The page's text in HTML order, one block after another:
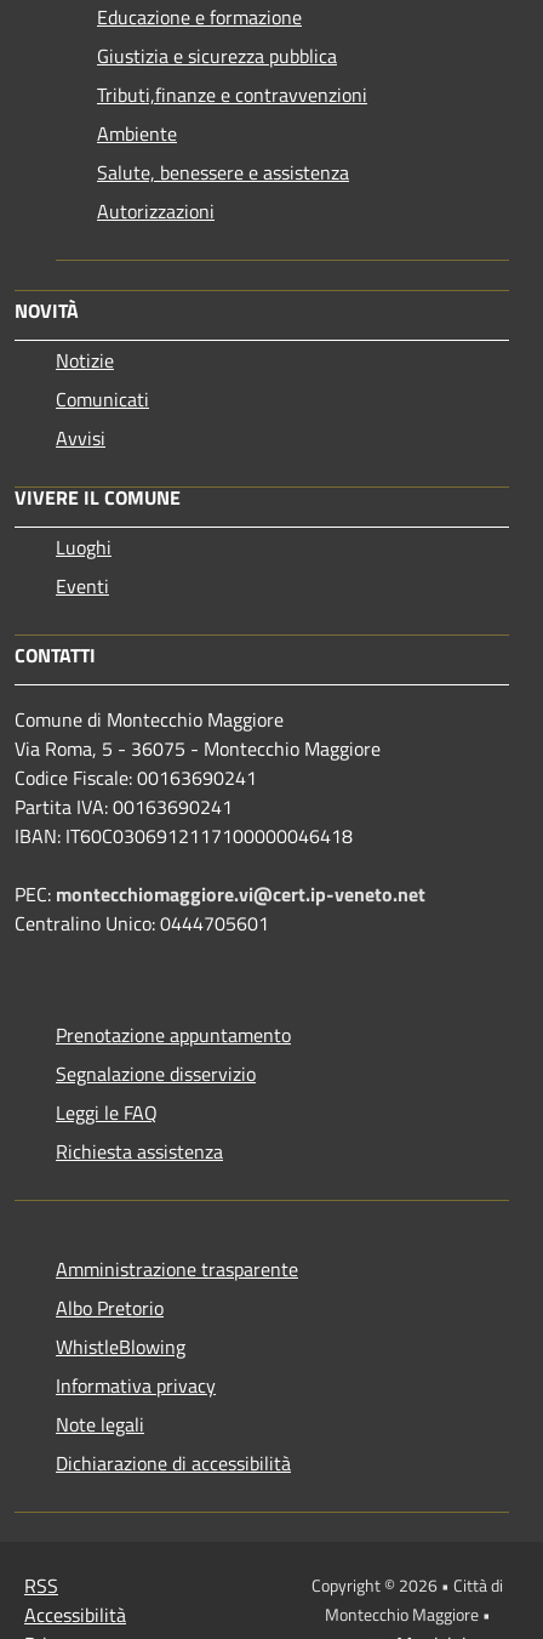
Educazione e formazione
Giustizia e sicurezza pubblica
Tributi,finanze e contravvenzioni
Ambiente
Salute, benessere e assistenza
Autorizzazioni
NOVITÀ
Notizie
Comunicati
Avvisi
VIVERE IL COMUNE
Luoghi
Eventi
CONTATTI
Comune di Montecchio Maggiore
Via Roma, 5 - 36075 - Montecchio Maggiore
Codice Fiscale: 00163690241
Partita IVA: 00163690241
IBAN: IT60C0306912117100000046418
PEC: montecchiomaggiore.vi@cert.ip-veneto.net
Centralino Unico: 0444705601
Prenotazione appuntamento
Segnalazione disservizio
Leggi le FAQ
Richiesta assistenza
Amministrazione trasparente
Albo Pretorio
WhistleBlowing
Informativa privacy
Note legali
Dichiarazione di accessibilità
RSS
Accessibilità
Copyright © 2026 • Città di
Montecchio Maggiore •